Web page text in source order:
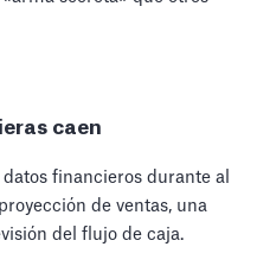
caen
financieros durante al
de ventas, una
del flujo de caja.